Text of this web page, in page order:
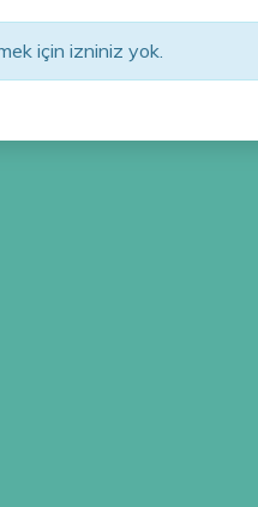
için izniniz yok.